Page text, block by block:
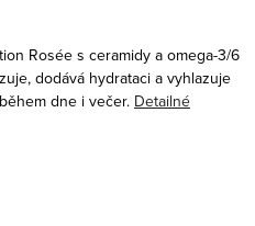
Rosée s ceramidy a omega-3/6
dodává hydrataci a vyhlazuje
dne i večer. Detailné